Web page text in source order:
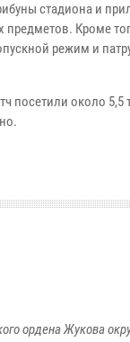
стадиона и
предметов. Кроме
режим и
посетили около
ордена Жукова